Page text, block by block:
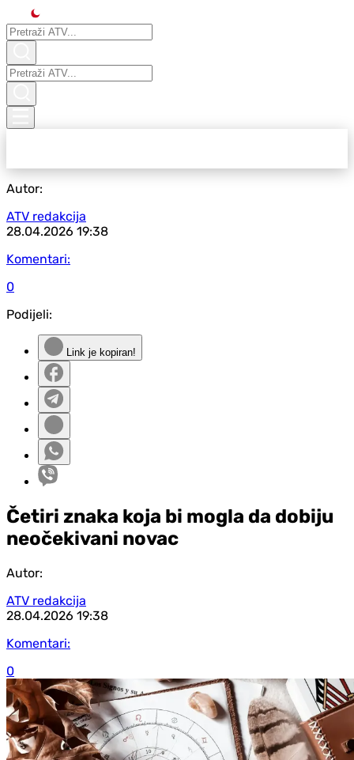
Autor:
ATV redakcija
28.04.2026 19:38
Komentari:
0
Podijeli:
Link je kopiran!
Četiri znaka koja bi mogla da dobiju
neočekivani novac
Autor:
ATV redakcija
28.04.2026 19:38
Komentari:
0